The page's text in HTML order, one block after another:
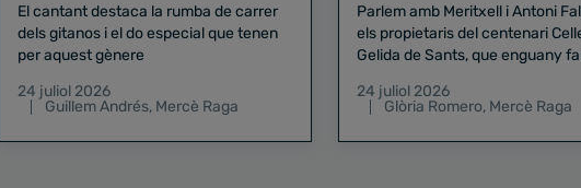
El cantant destaca la rumba de carrer
dels gitanos i el do especial que tenen
per aquest gènere
24 juliol 2026
Guillem Andrés, Mercè Raga
Parlem amb Meritxell i Antoni
els propietaris del centenari Celler
Gelida de Sants, que enguany
24 juliol 2026
Glòria Romero, Mercè Raga